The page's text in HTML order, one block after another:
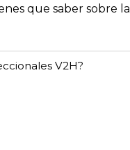
que saber sobre la
V2H?